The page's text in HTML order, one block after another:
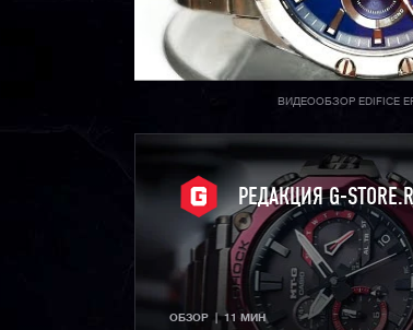
ВИДЕООБЗОР EDIFICE
РЕДАКЦИЯ G-
ОБЗОР  |  11 МИН